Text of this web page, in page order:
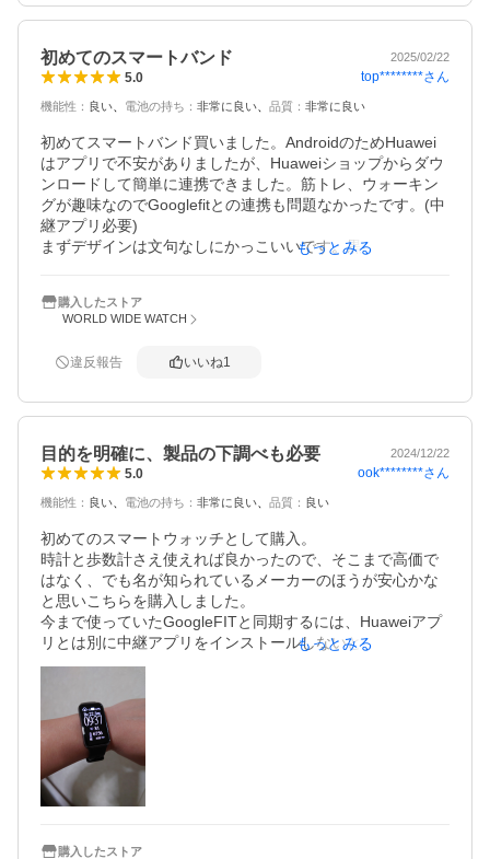
気に入っています。
初めてのスマートバンド 2025/02/22
5.0 top********さん
機能性 ： 良い 電池の持ち ： 非常に良い 品質 ： 非常に良い
初めてスマートバンド買いました。AndroidのためHuawei
はアプリで不安がありましたが、Huaweiショップからダウ
ンロードして簡単に連携できました。筋トレ、ウォーキン
グが趣味なのでGooglefitとの連携も問題なかったです。(中
継アプリ必要)
まずデザインは文句なしにかっこいいです。黒を買いまし
Sは入ってないですが歩数の精度はかなりのもので誤差ほぼ
ないです。購入も割引などで6000円台で買えました。初め
マートバンド初心者の方にはほんとにおすすめします。
もっとみる
購入したストア
WORLD WIDE WATCH
違反報告 いいね1
目的を明確に、製品の下調べも必要 2024/12/22
5.0 ook********さん
機能性 ： 良い 電池の持ち ： 非常に良い 品質 ： 良い
初めてのスマートウォッチとして購入。
時計と歩数計さえ使えれば良かったので、そこまで高価で
はなく、でも名が知られているメーカーのほうが安心かな
と思いこちらを購入しました。
今まで使っていたGoogleFITと同期するには、Huaweiアプ
リとは別に中継アプリをインストールしないといけなかっ
たりと、設定は少し大変でした。
がないと機能を追いかけられない。
まだまだ使い方もあやふやです。
デザインは邪魔にならない大きさで、おおむね良好。
購入後フル充電してから10日間、腕から外さず使って、ま
だ電池は67%。
電池持ちは良さそうです。
もっとみる
購入したストア